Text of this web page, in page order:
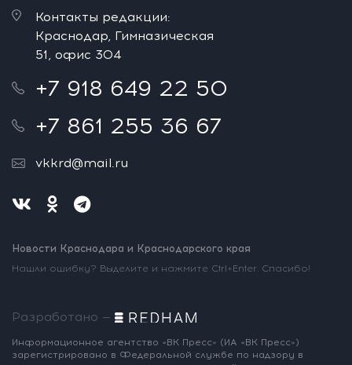
Контакты редакции:
Краснодар, Гимназическая
51, офис 304
+7 918 649 22 50
+7 861 255 36 67
vkkrd@mail.ru
Новости Краснодара и Краснодарского края
Нашли ошибку? Выделите и нажмите Ctrl+Enter. Спасибо!
Разработано —
Информационное агентство «ВК Пресс» (ИА «ВК Пресс»)
зарегистрировано в Федеральной службе по надзору в